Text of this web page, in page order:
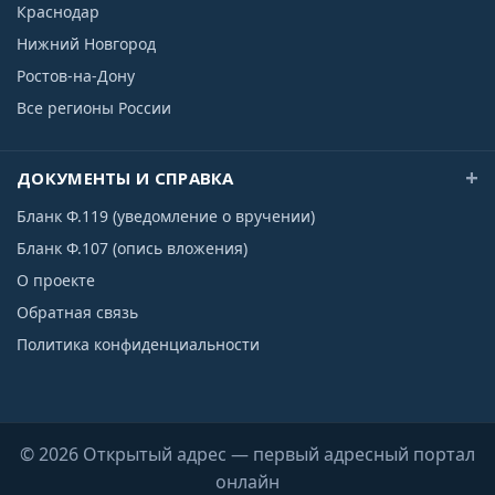
Краснодар
Нижний Новгород
Ростов-на-Дону
Все регионы России
ДОКУМЕНТЫ И СПРАВКА
Бланк Ф.119 (уведомление о вручении)
Бланк Ф.107 (опись вложения)
О проекте
Обратная связь
Политика конфиденциальности
© 2026 Открытый адрес — первый адресный портал
онлайн